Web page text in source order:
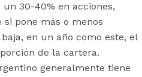
30-40% en acciones,
pone más o menos
en un año como este, el
de la cartera.
generalmente tiene